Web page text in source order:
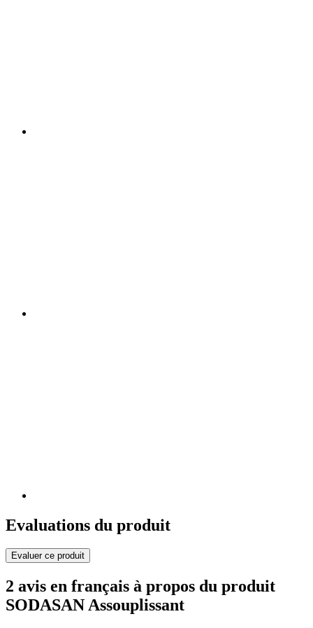
Evaluations du produit
Evaluer ce produit
2 avis en français à propos du produit
SODASAN Assouplissant